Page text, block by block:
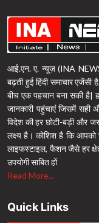
आई.एन. ए. न्यूज़ (INA
बढ़ती हुई हिंदी समाचार
बीच एक पहचान बना सकी है|
जानकारी पहुंचाएं जिसमें
विदेश की हर छोटी-बड़ी और
लक्ष्य है। कोशिश है कि आपको
लाइफस्टाइल, फैशन जैसे हर
उपयोगी साबित हों
Read More...
Quick Links